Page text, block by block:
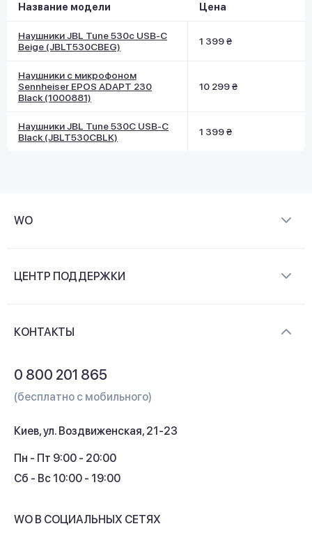
Название модели Цена
Наушники JBL Tune 530c USB-C
Beige (JBLT530CBEG)
1 399 ₴
Наушники с микрофоном
Sennheiser EPOS ADAPT 230
Black (1000881)
10 299 ₴
Наушники JBL Tune 530C USB-C
Black (JBLT530CBLK)
1 399 ₴
WO
Контакты
ЦЕНТР ПОДДЕРЖКИ
Кэшбек
КОНТАКТЫ
0 800 201 865
(бесплатно с мобильного)
Киев, ул. Воздвиженская, 21-23
Пн - Пт 9:00 - 20:00
Сб - Вс 10:00 - 19:00
WO В СОЦИАЛЬНЫХ СЕТЯХ